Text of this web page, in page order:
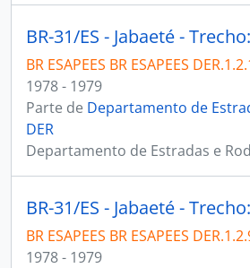
BR ESAPEES BR ESAPEES
1978 - 1979
Parte de Departamento de
DER
Departamento de Estradas e
BR ESAPEES BR ESAPEES
1978 - 1979